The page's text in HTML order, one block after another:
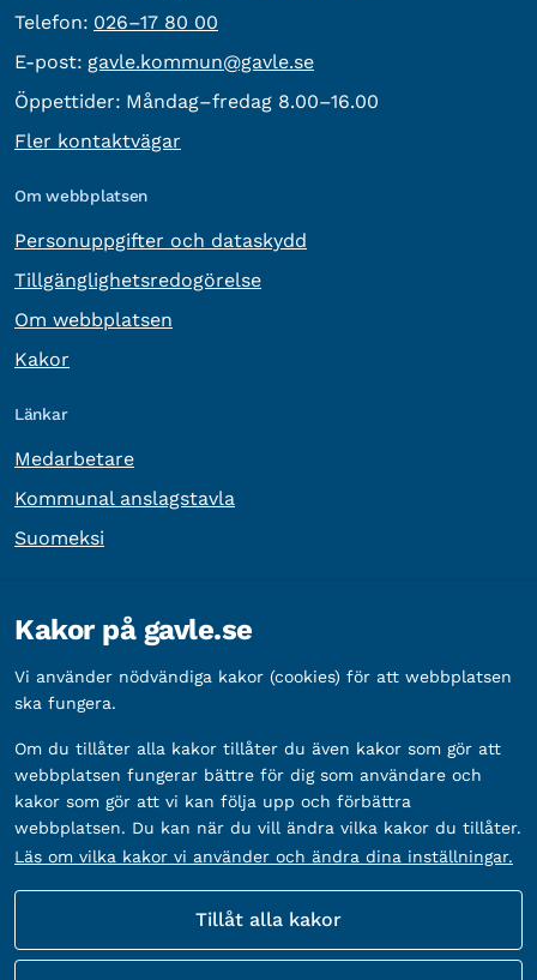
Telefon: Telefon:
026–17 80 00
E-post: E-post:
gavle.kommun@gavle.se
Öppettider: Måndag–fredag 8.00–16.00
Fler kontaktvägar
Om webbplatsen
Personuppgifter och dataskydd
Tillgänglighetsredogörelse
Om webbplatsen
Kakor
Länkar
Medarbetare
Kommunal anslagstavla
Suomeksi
Organisationsnummer: 212000-2338
Bankgironummer: 5888-2333
Kakor på gavle.se
Vi använder nödvändiga kakor (cookies) för att webbplatsen
ska fungera.
Om du tillåter alla kakor tillåter du även kakor som gör att
webbplatsen fungerar bättre för dig som användare och
kakor som gör att vi kan följa upp och förbättra
webbplatsen. Du kan när du vill ändra vilka kakor du tillåter.
Läs om vilka kakor vi använder och ändra dina inställningar.
Tillåt alla kakor